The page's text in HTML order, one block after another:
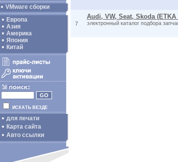
VMware сборки
Европа
Азия
Америка
Япония
Китай
ИСКАТЬ ВЕЗДЕ
для печати
Карта сайта
Авто ссылки
7
Audi, VW, Seat, Skoda (ETKA
электронный каталог подбора